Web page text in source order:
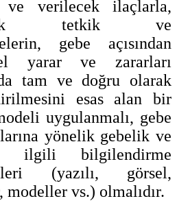
ve verilecek ilaçlarla,
tetkik ve
gebe açısından
yarar ve zararları
tam ve doğru olarak
esas alan bir
uygulanmalı, gebe
yönelik gebelik ve
ilgili bilgilendirme
(yazılı, görsel,
modeller vs.) olmalıdır.